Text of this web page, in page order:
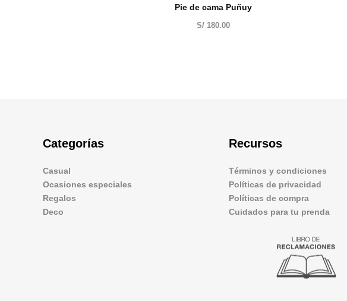
Pie de cama Puñuy
S/180.00
Categorías
Casual
Ocasiones especiales
Regalos
Deco
Recursos
Términos y condiciones
Políticas de privacidad
Políticas de compra
Cuidados para tu prenda